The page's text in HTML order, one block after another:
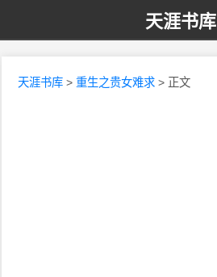
天涯书库
天涯书库 >重生之贵女难求 > 正文